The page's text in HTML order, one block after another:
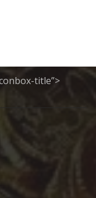
<”div” class="w-iconbox-title">”١٦٠٠